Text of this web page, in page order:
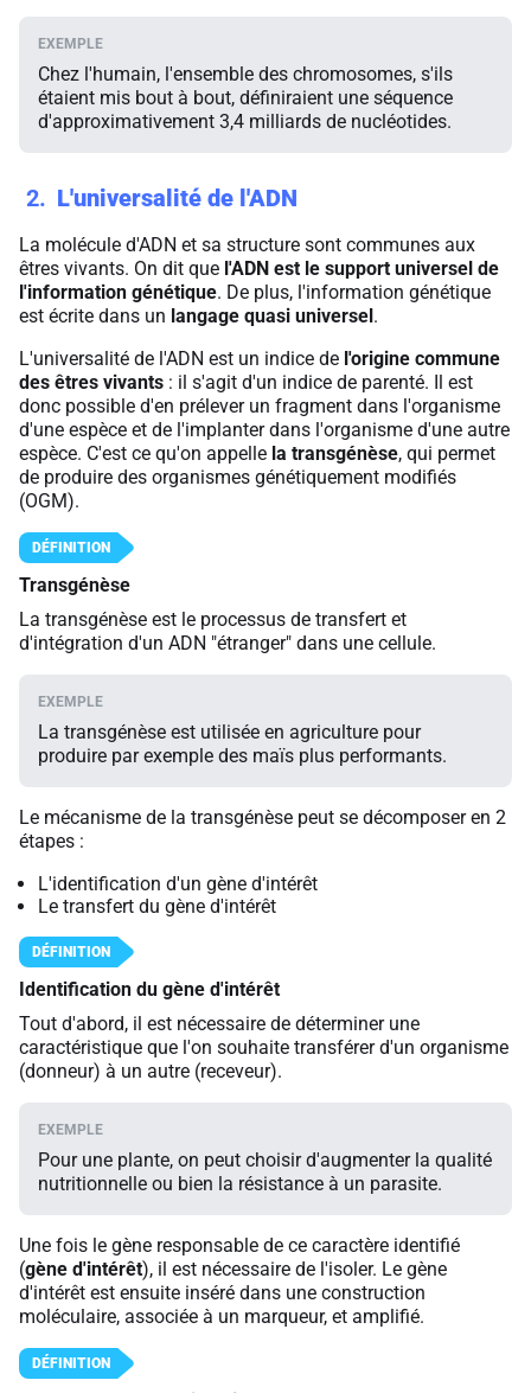
Chez l'humain, l'ensemble des chromosomes, s'ils
étaient mis bout à bout, définiraient une séquence
d'approximativement 3,4 milliards de nucléotides.
2 L'universalité de l'ADN
La molécule d'ADN et sa structure sont communes aux
êtres vivants. On dit que l'ADN est le support universel de
l'information génétique. De plus, l'information génétique
est écrite dans un langage quasi universel.
L'universalité de l'ADN est un indice de l'origine commune
des êtres vivants : il s'agit d'un indice de parenté. Il est
donc possible d'en prélever un fragment dans l'organisme
d'une espèce et de l'implanter dans l'organisme d'une autre
espèce. C'est ce qu'on appelle la transgénèse, qui permet
de produire des organismes génétiquement modifiés
(OGM).
Transgénèse
La transgénèse est le processus de transfert et
d'intégration d'un ADN "étranger" dans une cellule.
La transgénèse est utilisée en agriculture pour
produire par exemple des maïs plus performants.
Le mécanisme de la transgénèse peut se décomposer en 2
étapes :
L'identification d'un gène d'intérêt
Le transfert du gène d'intérêt
Identification du gène d'intérêt
Tout d'abord, il est nécessaire de déterminer une
caractéristique que l'on souhaite transférer d'un organisme
(donneur) à un autre (receveur).
Pour une plante, on peut choisir d'augmenter la qualité
nutritionnelle ou bien la résistance à un parasite.
Une fois le gène responsable de ce caractère identifié
(gène d'intérêt), il est nécessaire de l'isoler. Le gène
d'intérêt est ensuite inséré dans une construction
moléculaire, associée à un marqueur, et amplifié.